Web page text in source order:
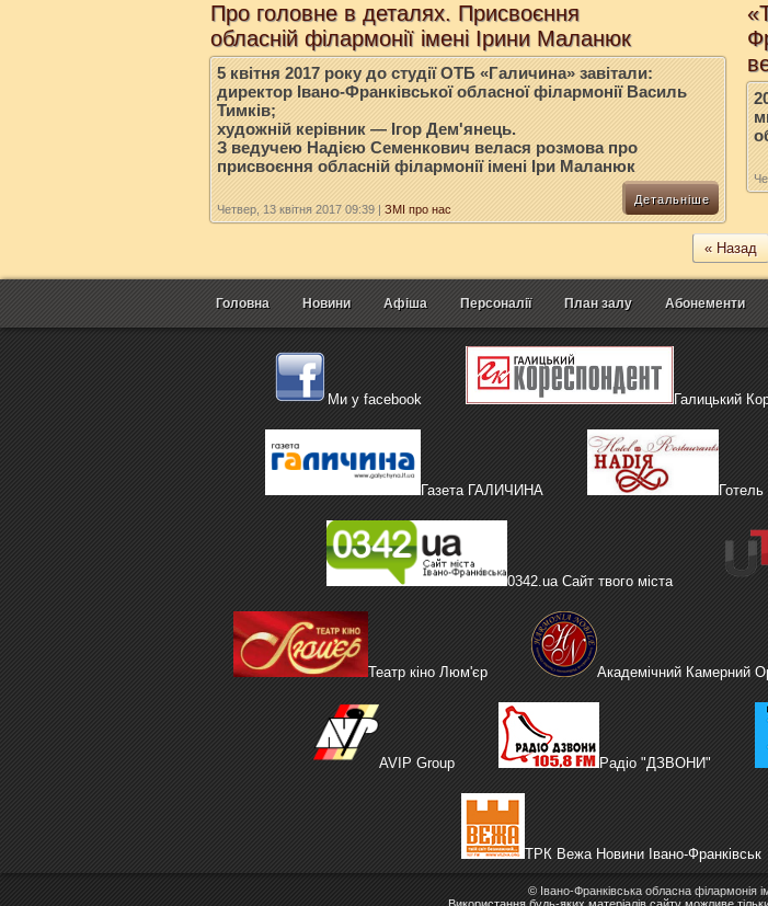
Про головне в деталях. Присвоєння
обласній філармонії імені Ірини Маланюк
5 квітня 2017 року до студії ОТБ «Галичина» завітали:
директор Івано-Франківської обласної філармонії Василь
Тимків;
художній керівник — Ігор Дем'янець.
З ведучею Надією Семенкович велася розмова про
присвоєння обласній філармонії імені Іри Маланюк
Четвер, 13 квітня 2017 09:39 | ЗМІ про нас
Детальніше
« Назад
Головна Новини Афіша Персоналії План залу Абонементи
Ми у facebook Галицький
Газета ГАЛИЧИНА Готель
0342.ua Сайт твого міста
Театр кіно Люм'єр Академічний Камерний
AVIP Group Радіо "ДЗВОНИ"
ТРК Вежа Новини Івано-Франківськ
© Івано-Франківська обласна філармонія